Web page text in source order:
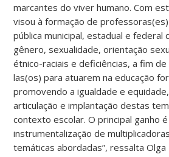
marcantes do viver humano. Com
visou à formação de
pública municipal, estadual e federal
gênero, sexualidade, orientação
étnico-raciais e deficiências, a fim de
las(os) para atuarem na educação
promovendo a igualdade e
articulação e implantação destas
contexto escolar. O principal ganho é
instrumentalização de
temáticas abordadas”, ressalta Olga